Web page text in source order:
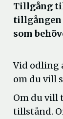
Tillgång
tillgången
som
Vid odling
om du vill
Om du vill
tillstånd.